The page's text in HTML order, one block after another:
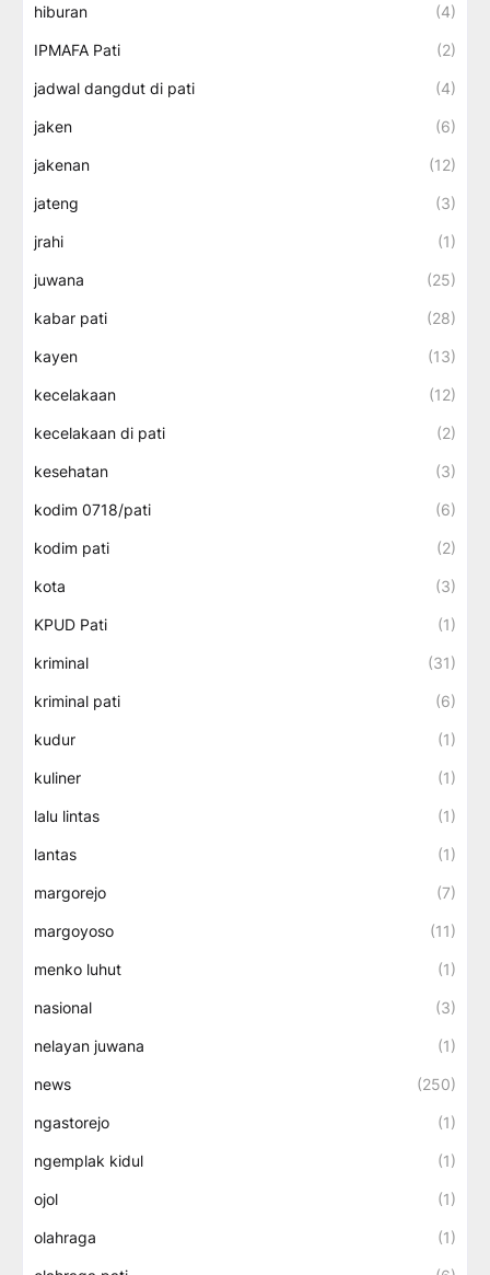
hiburan (4)
IPMAFA Pati (2)
jadwal dangdut di pati (4)
jaken (6)
jakenan (12)
jateng (3)
jrahi (1)
juwana (25)
kabar pati (28)
kayen (13)
kecelakaan (12)
kecelakaan di pati (2)
kesehatan (3)
kodim 0718/pati (6)
kodim pati (2)
kota (3)
KPUD Pati (1)
kriminal (31)
kriminal pati (6)
kudur (1)
kuliner (1)
lalu lintas (1)
lantas (1)
margorejo (7)
margoyoso (11)
menko luhut (1)
nasional (3)
nelayan juwana (1)
news (250)
ngastorejo (1)
ngemplak kidul (1)
ojol (1)
olahraga (1)